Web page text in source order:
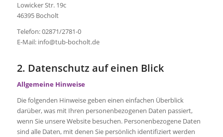
Lowicker Str. 19c
46395 Bocholt
Telefon: 02871/2781-0
E-Mail: info@tub-bocholt.de
2. Datenschutz auf einen Blick
Allgemeine Hinweise
Die folgenden Hinweise geben einen einfachen Überblick
darüber, was mit Ihren personenbezogenen Daten passiert,
wenn Sie unsere Website besuchen. Personenbezogene Daten
sind alle Daten, mit denen Sie persönlich identifiziert werden